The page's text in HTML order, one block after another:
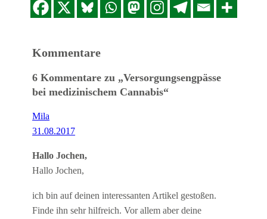
Kommentare
6 Kommentare zu „Versorgungsengpässe
bei medizinischem Cannabis“
Mila
31.08.2017
Hallo Jochen,
Hallo Jochen,
ich bin auf deinen interessanten Artikel gestoßen.
Finde ihn sehr hilfreich. Vor allem aber deine